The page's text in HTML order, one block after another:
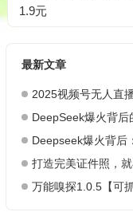
1.9元
最新文章
2025视频号无人直播如何做
DeepSeek爆火背后的财富密
Deepseek爆火背后
打造完美证件照，
万能嗅探1.0.5【可抓视